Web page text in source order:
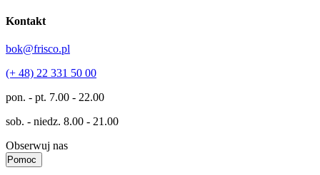
Kontakt
bok@frisco.pl
(+ 48) 22 331 50 00
pon. - pt. 7.00 - 22.00
sob. - niedz. 8.00 - 21.00
Obserwuj nas
Pomoc